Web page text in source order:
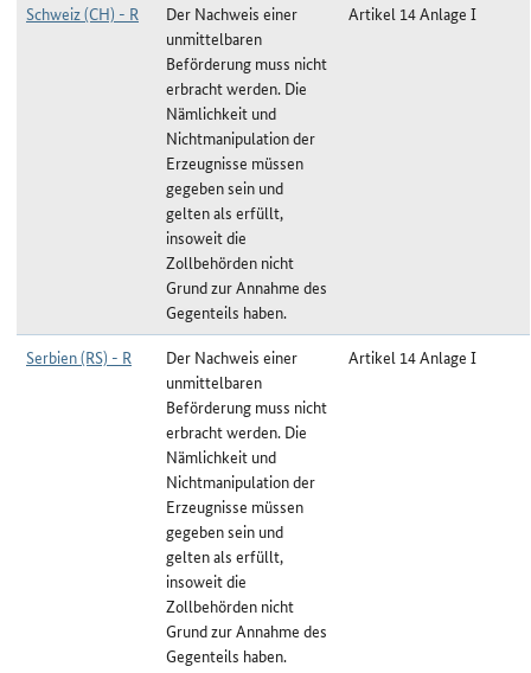
Schweiz (CH) - R
Der Nachweis einer
unmittelbaren
Beförderung muss nicht
erbracht werden. Die
Nämlichkeit und
Nichtmanipulation der
Erzeugnisse müssen
gegeben sein und
gelten als erfüllt,
insoweit die
Zollbehörden nicht
Grund zur Annahme des
Gegenteils haben.
Artikel 14 Anlage I
Serbien (RS) - R
Der Nachweis einer
unmittelbaren
Beförderung muss nicht
erbracht werden. Die
Nämlichkeit und
Nichtmanipulation der
Erzeugnisse müssen
gegeben sein und
gelten als erfüllt,
insoweit die
Zollbehörden nicht
Grund zur Annahme des
Gegenteils haben.
Artikel 14 Anlage I